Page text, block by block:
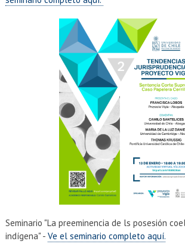
Seminario "La preeminencia de ls posesión
indígena" - Ve el seminario completo aquí.